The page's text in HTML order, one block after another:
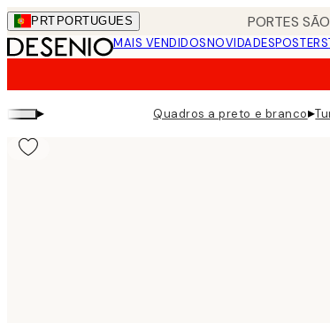
Skip
to
main
PRT PORTUGUES PORTES
MAIS VENDIDOSNOVIDADESPOSTERS
▸ Quadros a preto e branco▸